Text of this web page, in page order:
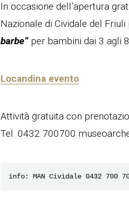
In occasione dell’apertura
Nazionale di Cividale del
barbe” per bambini dai 3 agli
Locandina evento
Attività gratuita con
Tel. 0432 700700
info: MAN Cividale 0432 700